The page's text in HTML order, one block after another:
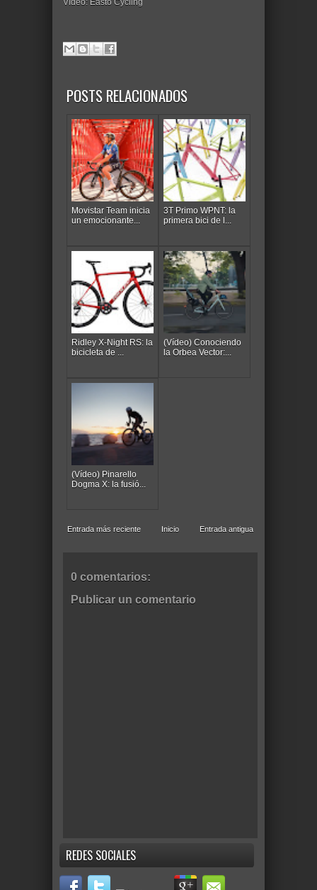
Vídeo: Easto Cycling
POSTS RELACIONADOS
Movistar Team inicia
un emocionante...
3T Primo WPNT: la
primera bici de l...
Ridley X-Night RS: la
bicicleta de ...
(Vídeo) Conociendo
la Orbea Vector:...
(Vídeo) Pinarello
Dogma X: la fusió...
Entrada más reciente Entrada antigua
Inicio
0 comentarios:
Publicar un comentario
REDES SOCIALES